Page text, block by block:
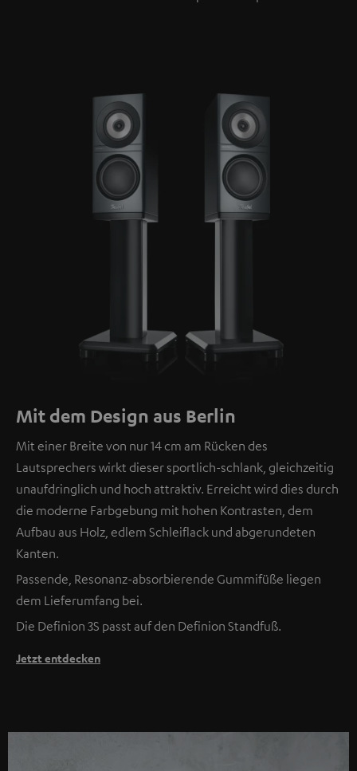
Mit dem Design aus Berlin
Mit einer Breite von nur 14 cm am Rücken des
Lautsprechers wirkt dieser sportlich-schlank, gleichzeitig
unaufdringlich und hoch attraktiv. Erreicht wird dies durch
die moderne Farbgebung mit hohen Kontrasten, dem
Aufbau aus Holz, edlem Schleiflack und abgerundeten
Kanten.
Passende, Resonanz-absorbierende Gummifüße liegen
dem Lieferumfang bei.
Die Definion 3S passt auf den Definion Standfuß.
Jetzt entdecken